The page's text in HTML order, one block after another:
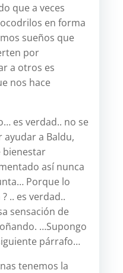
que a veces
en forma
sueños que
por
a otros es
nos hace
es verdad.. no se
a Baldu,
bienestar
así nunca
Porque lo
.. es verdad..
sensación de
…Supongo
párrafo…
tenemos la